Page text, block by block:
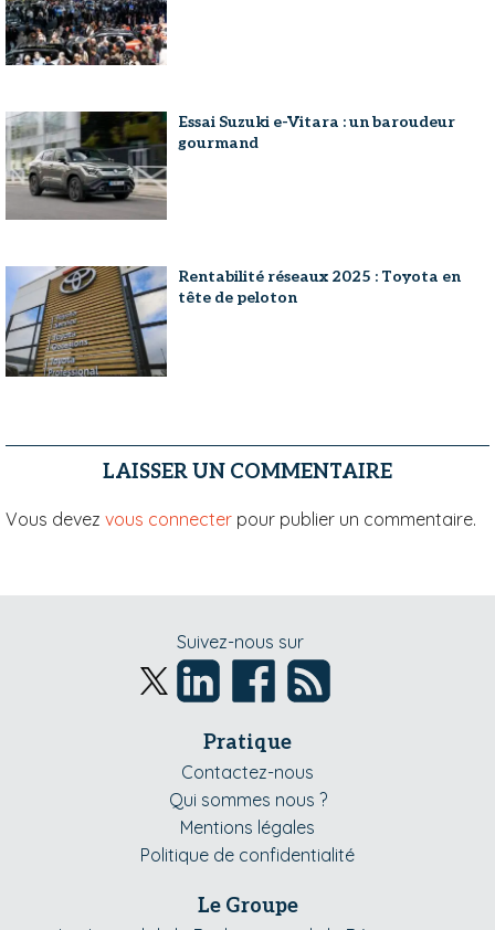
Essai Suzuki e-Vitara : un baroudeur
gourmand
Rentabilité réseaux 2025 : Toyota en
tête de peloton
LAISSER UN COMMENTAIRE
Vous devez vous connecter pour publier un commentaire.
Suivez-nous sur
Pratique
Contactez-nous
Qui sommes nous ?
Mentions légales
Politique de confidentialité
Le Groupe